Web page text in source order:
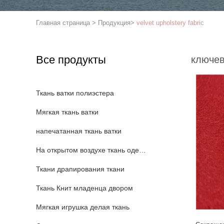
Главная страница > Продукция> velvet upholstery fabric
Все продукты
Ткань ватки полиэстера
Мягкая ткань ватки
напечатанная ткань ватки
На открытом воздухе ткань одеяния
Ткани драпирования ткани
Ткань Книт младенца двором
Мягкая игрушка делая ткань